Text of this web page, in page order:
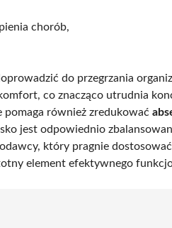
chorób,
do przegrzania
co znacząco utrudnia
również zredukować
jest odpowiednio
który pragnie
element efektywnego